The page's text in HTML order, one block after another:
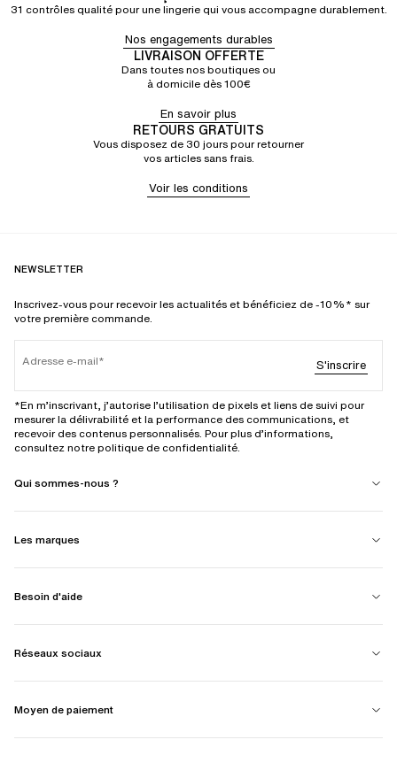
31 contrôles qualité pour une lingerie qui vous accompagne durablement.
Nos engagements durables
LIVRAISON OFFERTE
Dans toutes nos boutiques ou
à domicile dès 100€
En savoir plus
RETOURS GRATUITS
Vous disposez de 30 jours pour retourner
vos articles sans frais.
Voir les conditions
NEWSLETTER
Inscrivez-vous pour recevoir les actualités et bénéficiez de -10%* sur
votre première commande.
Adresse e-mail S'inscrire
*En m’inscrivant, j’autorise l’utilisation de pixels et liens de suivi pour
mesurer la délivrabilité et la performance des communications, et
recevoir des contenus personnalisés. Pour plus d’informations,
consultez notre politique de confidentialité.
Qui sommes-nous ?
Les marques
Besoin d'aide
Réseaux sociaux
Moyen de paiement